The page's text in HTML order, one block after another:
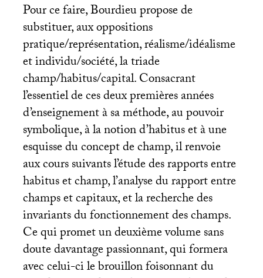
Pour ce faire, Bourdieu propose de
substituer, aux oppositions
pratique/représentation, réalisme/idéalisme
et individu/société, la triade
champ/habitus/capital. Consacrant
l’essentiel de ces deux premières années
d’enseignement à sa méthode, au pouvoir
symbolique, à la notion d’habitus et à une
esquisse du concept de champ, il renvoie
aux cours suivants l’étude des rapports entre
habitus et champ, l’analyse du rapport entre
champs et capitaux, et la recherche des
invariants du fonctionnement des champs.
Ce qui promet un deuxième volume sans
doute davantage passionnant, qui formera
avec celui-ci le brouillon foisonnant du